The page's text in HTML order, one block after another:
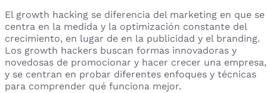
El growth hacking se diferencia del marketing en que se
centra en la medida y la optimización constante del
crecimiento, en lugar de en la publicidad y el branding.
Los growth hackers buscan formas innovadoras y
novedosas de promocionar y hacer crecer una empresa,
y se centran en probar diferentes enfoques y técnicas
para comprender qué funciona mejor.